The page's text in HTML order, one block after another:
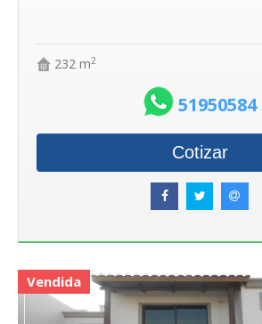
232 m2
51950584
Cotizar
Vendida